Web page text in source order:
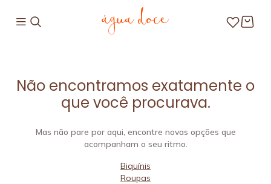
Não encontramos exatamente o
que você procurava.
Mas não pare por aqui, encontre novas opções que
acompanham o seu ritmo.
Biquínis
Roupas